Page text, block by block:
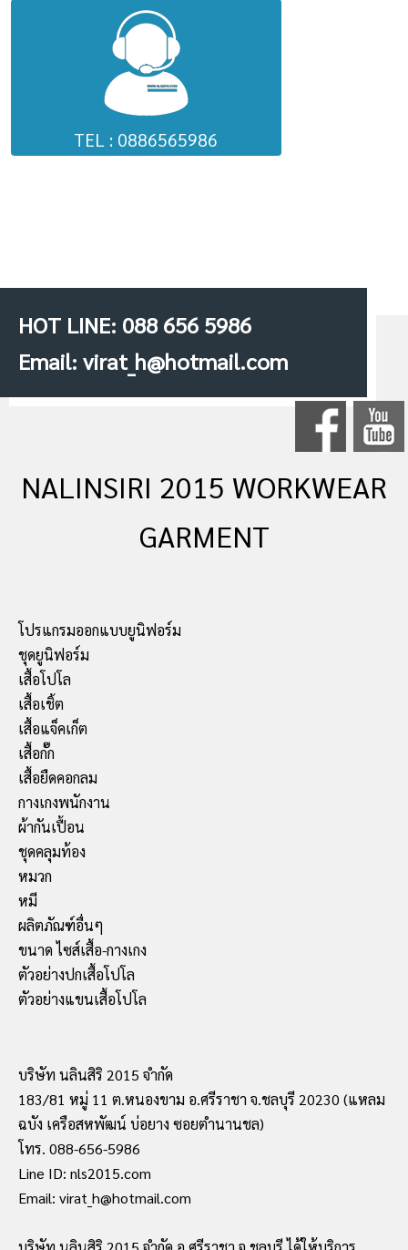
TEL : 0886565986
HOT LINE: 088 656 5986
Email: virat_h@hotmail.com
NALINSIRI 2015 WORKWEAR
GARMENT
โปรแกรมออกแบบยูนิฟอร์ม
ชุดยูนิฟอร์ม
เสื้อโปโล
เสื้อเชิ้ต
เสื้อแจ็คเก็ต
เสื้อกั๊ก
เสื้อยืดคอกลม
กางเกงพนักงาน
ผ้ากันเปื้อน
ชุดคลุมท้อง
หมวก
หมี
ผลิตภัณฑ์อื่นๆ
ขนาด ไซส์เสื้อ-กางเกง
ตัวอย่างปกเสื้อโปโล
ตัวอย่างแขนเสื้อโปโล
บริษัท นลินสิริ 2015 จำกัด
183/81 หมู่ 11 ต.หนองขาม อ.ศรีราชา จ.ชลบุรี 20230 (แหลม
ฉบัง เครือสหพัฒน์ บ่อยาง ซอยตำนานชล)
โทร. 088-656-5986
Line ID: nls2015.com
Email: virat_h@hotmail.com